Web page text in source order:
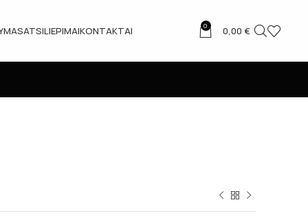
ATSILIEPIMAIKONTAKTAI 0 0,00€